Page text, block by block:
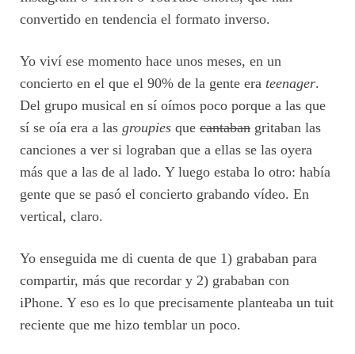
convertido en tendencia el formato inverso.
Yo viví ese momento hace unos meses, en un
concierto en el que el 90% de la gente era teenager.
Del grupo musical en sí oímos poco porque a las que
sí se oía era a las groupies que cantaban gritaban las
canciones a ver si lograban que a ellas se las oyera
más que a las de al lado. Y luego estaba lo otro: había
gente que se pasó el concierto grabando vídeo. En
vertical, claro.
Yo enseguida me di cuenta de que 1) grababan para
compartir, más que recordar y 2) grababan con
iPhone. Y eso es lo que precisamente planteaba un tuit
reciente que me hizo temblar un poco.